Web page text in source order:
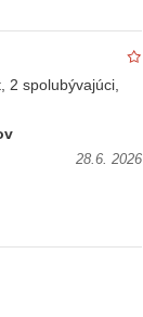
spolubývajúci,
28.6. 2026